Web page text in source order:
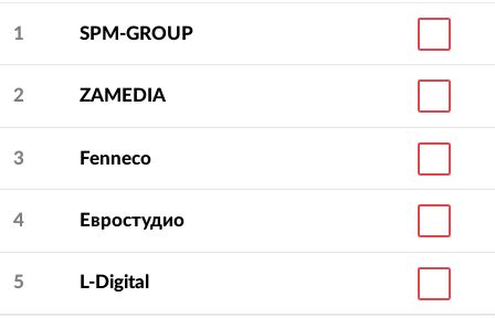
1 SPM-GROUP
2 ZAMEDIA
3 Fenneco
4 Евростудио
5 L-Digital